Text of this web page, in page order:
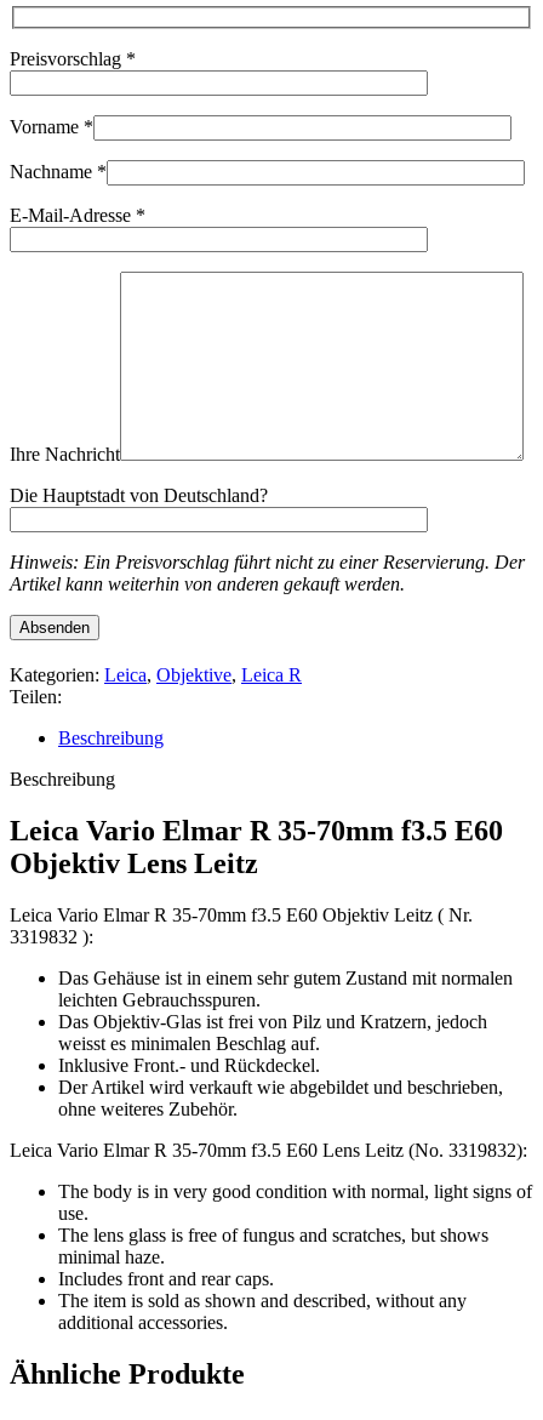
Objektiv
97382
Preisvorschlag *
Vorname *
Nachname *
E-Mail-Adresse *
Ihre Nachricht
Die Hauptstadt von Deutschland?
Hinweis: Ein Preisvorschlag führt nicht zu einer Reservierung. Der
Artikel kann weiterhin von anderen gekauft werden.
Kategorien: Leica, Objektive, Leica R
Teilen:
Beschreibung
Beschreibung
Leica Vario Elmar R 35-70mm f3.5 E60
Objektiv Lens Leitz
Leica Vario Elmar R 35-70mm f3.5 E60 Objektiv Leitz ( Nr.
3319832 ):
Das Gehäuse ist in einem sehr gutem Zustand mit normalen
leichten Gebrauchsspuren.
Das Objektiv-Glas ist frei von Pilz und Kratzern, jedoch
weisst es minimalen Beschlag auf.
Inklusive Front.- und Rückdeckel.
Der Artikel wird verkauft wie abgebildet und beschrieben,
ohne weiteres Zubehör.
Leica Vario Elmar R 35-70mm f3.5 E60 Lens Leitz (No. 3319832):
The body is in very good condition with normal, light signs of
use.
The lens glass is free of fungus and scratches, but shows
minimal haze.
Includes front and rear caps.
The item is sold as shown and described, without any
additional accessories.
Ähnliche Produkte